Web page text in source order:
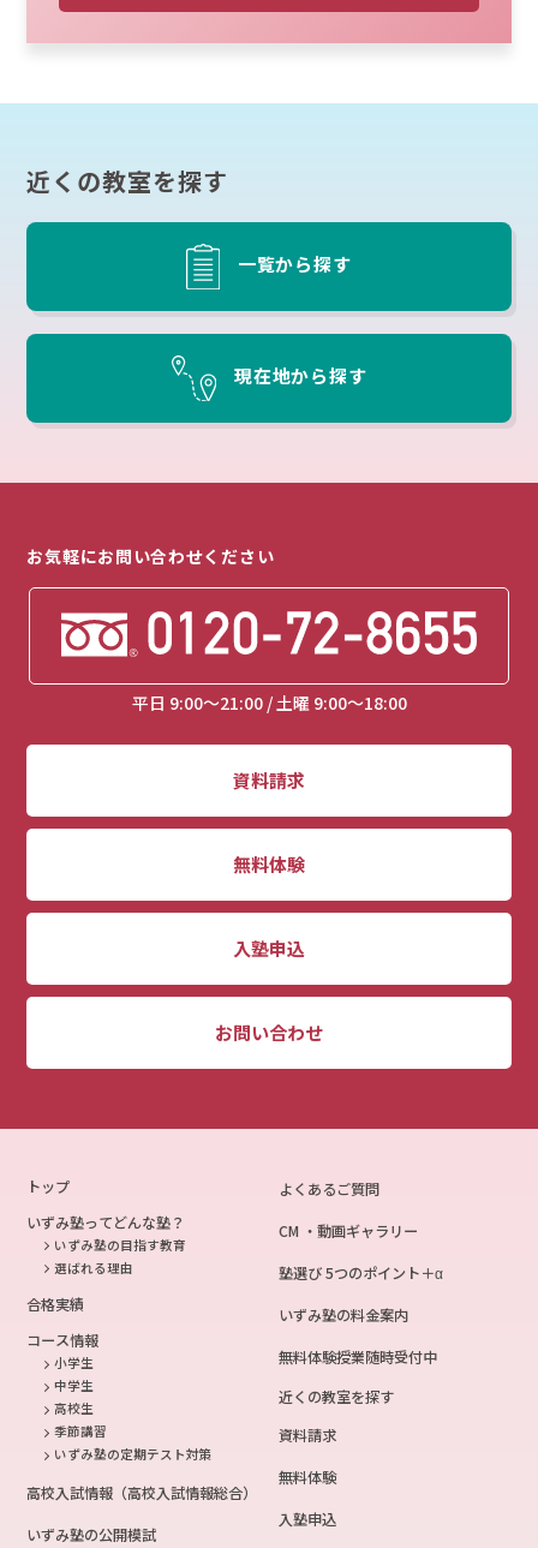
近くの教室を探す
一覧から探す
現在地から探す
お気軽にお問い合わせください
平日 9:00～21:00 / 土曜 9:00～18:00
資料請求
無料体験
入塾申込
お問い合わせ
トップ
いずみ塾ってどんな塾？
いずみ塾の目指す教育
選ばれる理由
合格実績
コース情報
小学生
中学生
高校生
季節講習
いずみ塾の定期テスト対策
高校入試情報（高校入試情報総合）
いずみ塾の公開模試
よくあるご質問
CM ・動画ギャラリー
塾選び 5つのポイント＋α
いずみ塾の料金案内
無料体験授業随時受付中
近くの教室を探す
資料請求
無料体験
入塾申込